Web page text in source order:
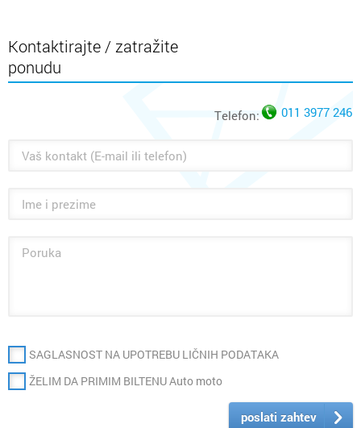
Kontaktirajte / zatražite
ponudu
Telefon: 011 3977 246
SAGLASNOST NA UPOTREBU LIČNIH PODATAKA
ŽELIM DA PRIMIM BILTENU Auto moto
poslati zahtev